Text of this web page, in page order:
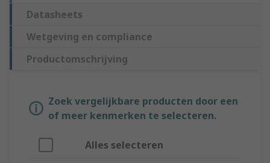
Datasheets
Wetgeving en compliance
Productomschrijving
Zoek vergelijkbare producten door een
of meer kenmerken te selecteren.
Alles selecteren